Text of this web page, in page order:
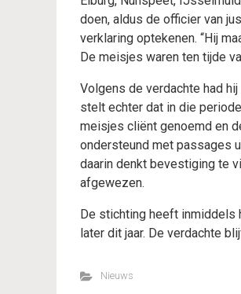
doen, aldus de officier van
verklaring optekenen. “Hij
De meisjes waren ten tijde
Volgens de verdachte had
stelt echter dat in die
meisjes cliënt genoemd en
ondersteund met passages
daarin denkt bevestiging te
afgewezen.
De stichting heeft inmiddels
later dit jaar. De verdachte
Nieuws